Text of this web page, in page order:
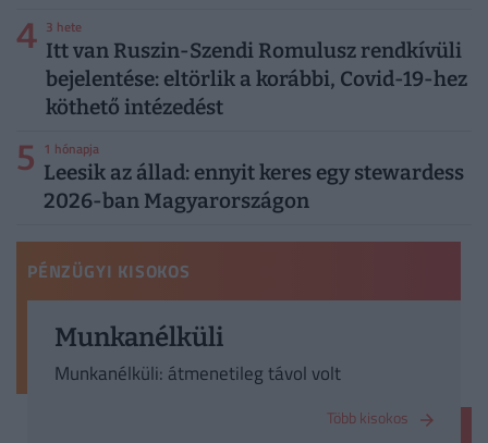
4 3 hete
Itt van Ruszin-Szendi Romulusz rendkívüli
bejelentése: eltörlik a korábbi, Covid-19-hez
köthető intézedést
5 1 hónapja
Leesik az állad: ennyit keres egy stewardess
2026-ban Magyarországon
PÉNZÜGYI KISOKOS
Munkanélküli
Munkanélküli: átmenetileg távol volt
Több kisokos